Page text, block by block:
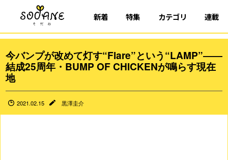
新着 特集 カテゴリ 連載
今バンプが改めて灯す“Flare”という“LAMP”――
結成25周年・BUMP OF CHICKENが鳴らす現在
地
2021.02.15 黒澤圭介